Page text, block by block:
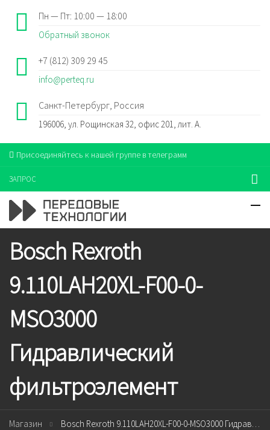
Пн — Пт: 10:00 — 18:00
Обратный звонок
+7 (812) 309 29 45
info@perteq.ru
Санкт-Петербург, Россия
196006, ул. Рощинская 32, офис 201, лит. А.
Присоединяйтесь к нашей группе в телеграмм
ЗАПРОС
Bosch Rexroth
9.110LAH20XL-F00-0-
MSO3000
Гидравлический
фильтроэлемент
Магазин Bosch Rexroth 9.110LAH20XL-F00-0-MSO3000 Гидравлический фильтроэлемент